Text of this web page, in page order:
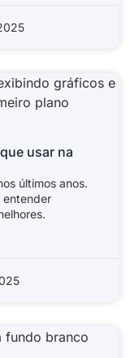
usar na
últimos anos.
entender